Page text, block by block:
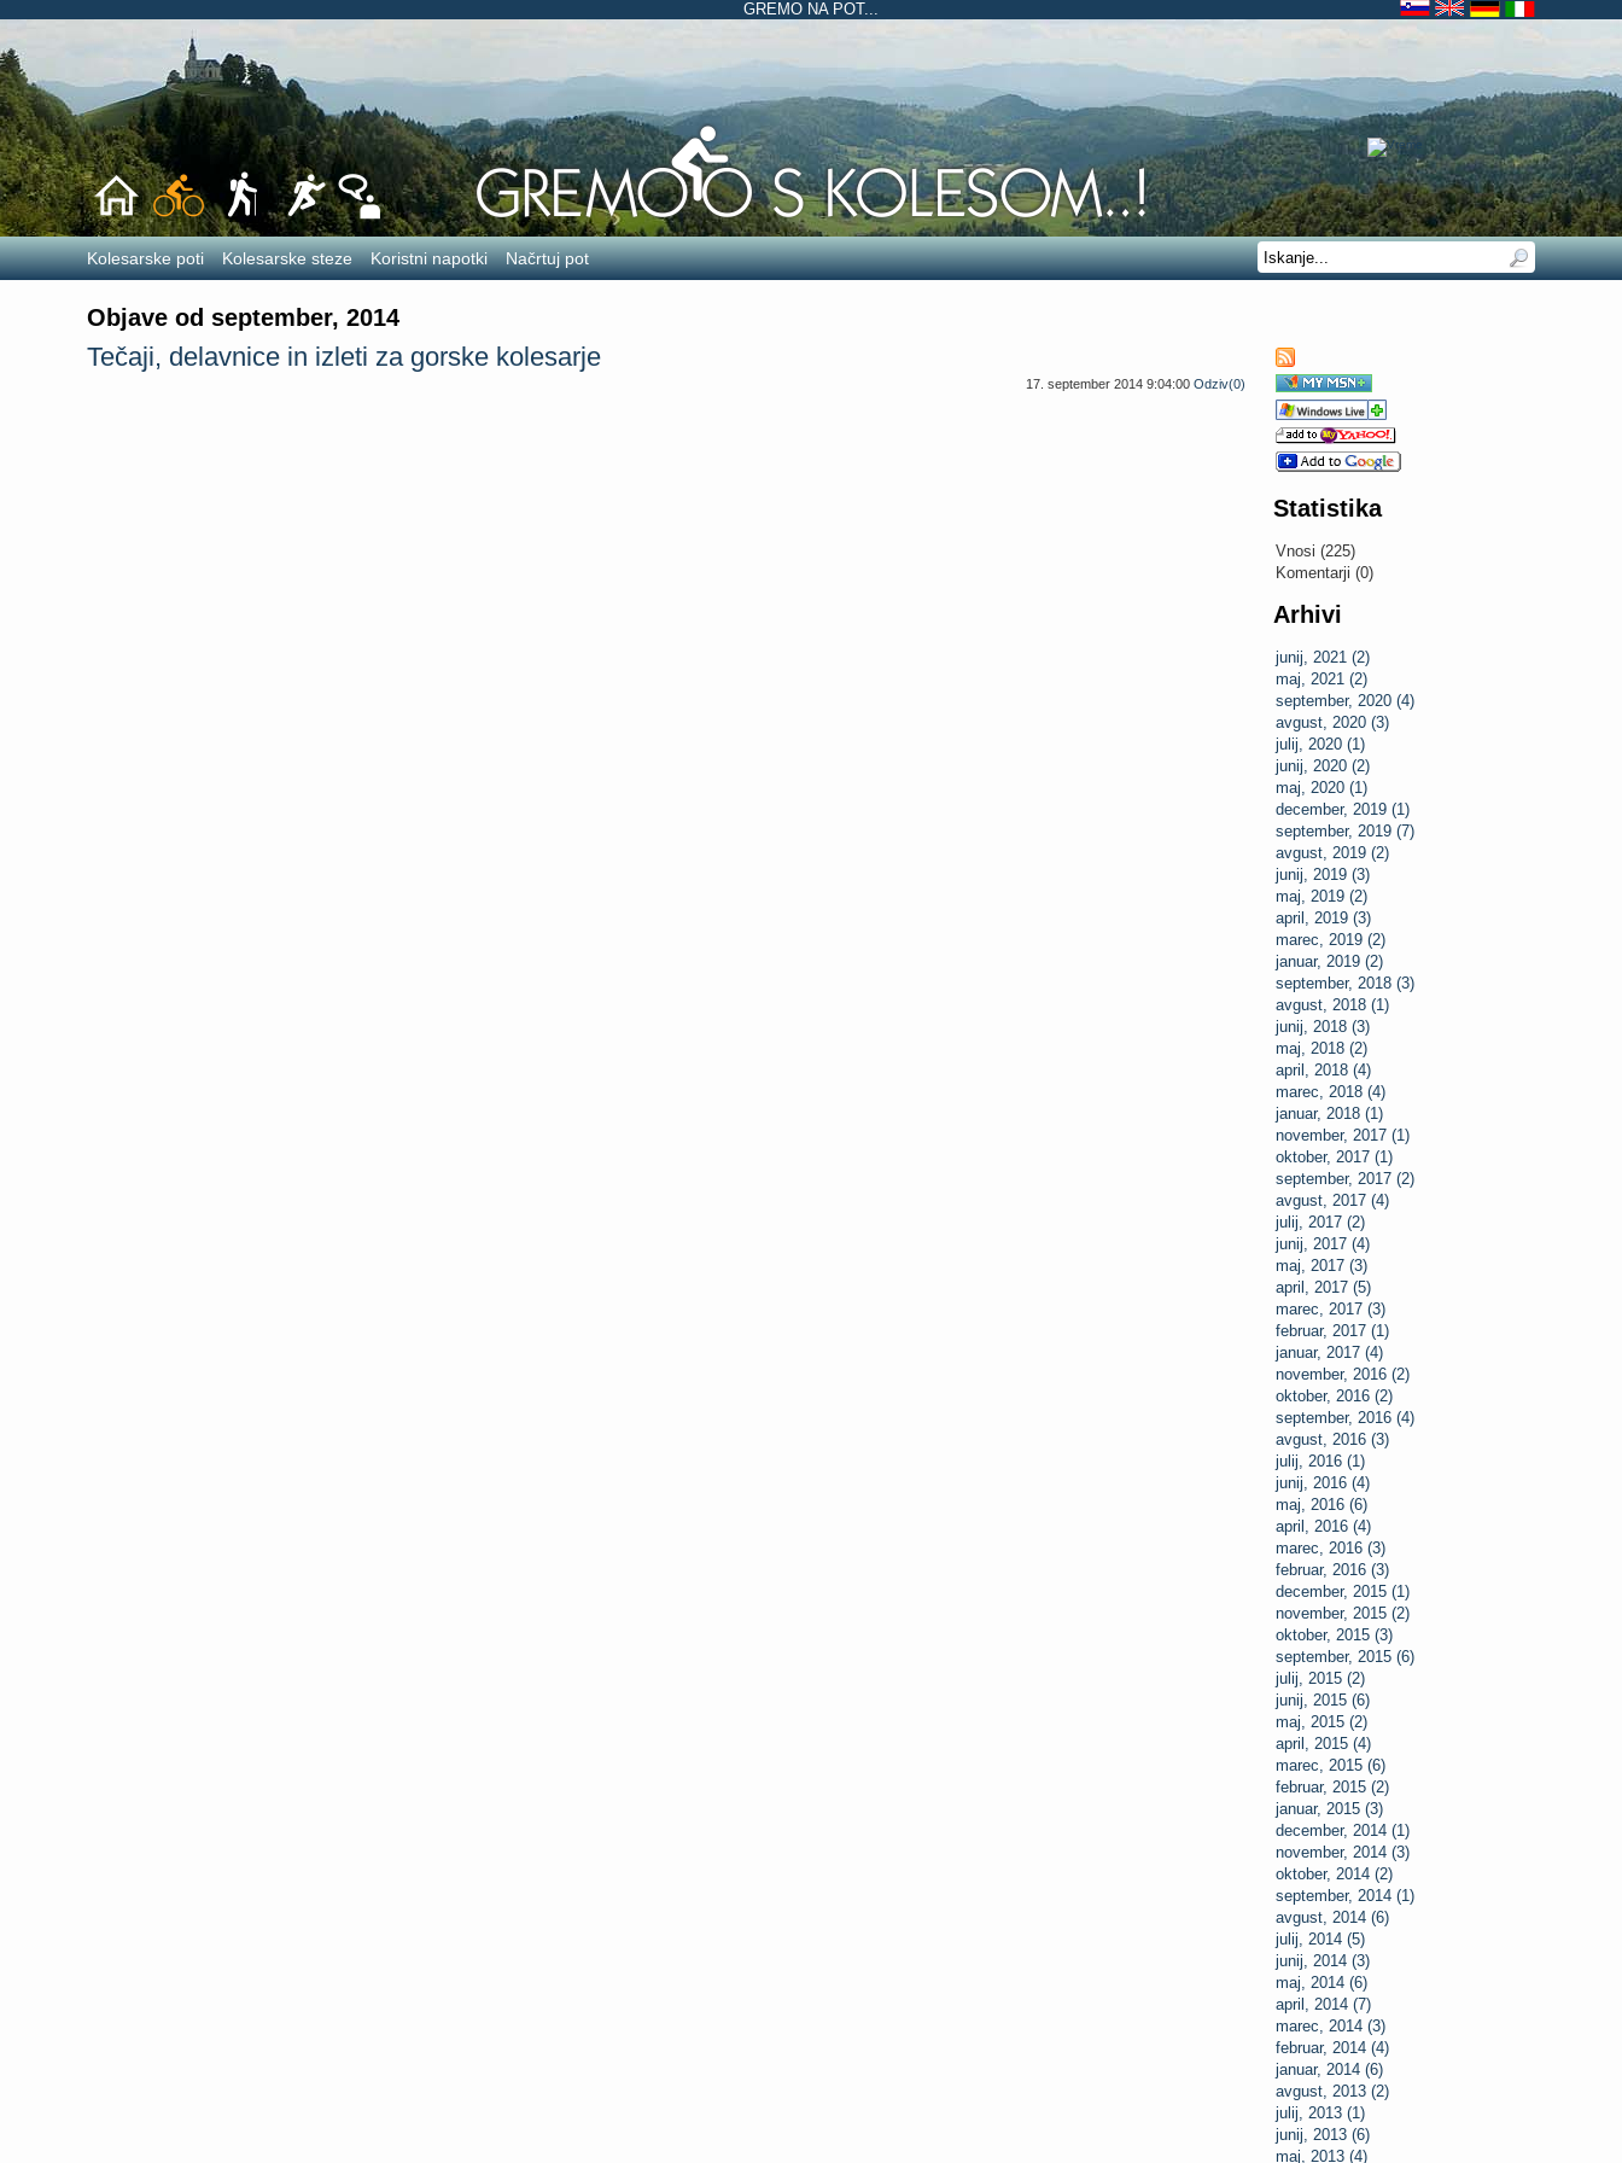
GREMO NA POT...
Kolesarske poti Kolesarske steze Koristni napotki Načrtuj pot
Objave od september, 2014
Statistika
Vnosi (225)
Komentarji (0)
Arhivi
junij, 2021 (2)
maj, 2021 (2)
september, 2020 (4)
avgust, 2020 (3)
julij, 2020 (1)
junij, 2020 (2)
maj, 2020 (1)
december, 2019 (1)
september, 2019 (7)
avgust, 2019 (2)
junij, 2019 (3)
maj, 2019 (2)
april, 2019 (3)
marec, 2019 (2)
januar, 2019 (2)
september, 2018 (3)
avgust, 2018 (1)
junij, 2018 (3)
maj, 2018 (2)
april, 2018 (4)
marec, 2018 (4)
januar, 2018 (1)
november, 2017 (1)
oktober, 2017 (1)
september, 2017 (2)
avgust, 2017 (4)
julij, 2017 (2)
junij, 2017 (4)
maj, 2017 (3)
april, 2017 (5)
marec, 2017 (3)
februar, 2017 (1)
januar, 2017 (4)
november, 2016 (2)
oktober, 2016 (2)
september, 2016 (4)
avgust, 2016 (3)
julij, 2016 (1)
junij, 2016 (4)
maj, 2016 (6)
april, 2016 (4)
marec, 2016 (3)
februar, 2016 (3)
december, 2015 (1)
november, 2015 (2)
oktober, 2015 (3)
september, 2015 (6)
julij, 2015 (2)
junij, 2015 (6)
maj, 2015 (2)
april, 2015 (4)
marec, 2015 (6)
februar, 2015 (2)
januar, 2015 (3)
december, 2014 (1)
november, 2014 (3)
oktober, 2014 (2)
september, 2014 (1)
avgust, 2014 (6)
julij, 2014 (5)
junij, 2014 (3)
maj, 2014 (6)
april, 2014 (7)
marec, 2014 (3)
februar, 2014 (4)
januar, 2014 (6)
avgust, 2013 (2)
julij, 2013 (1)
junij, 2013 (6)
maj, 2013 (4)
Tečaji, delavnice in izleti za gorske kolesarje
17. september 2014 9:04:00 Odziv(0)